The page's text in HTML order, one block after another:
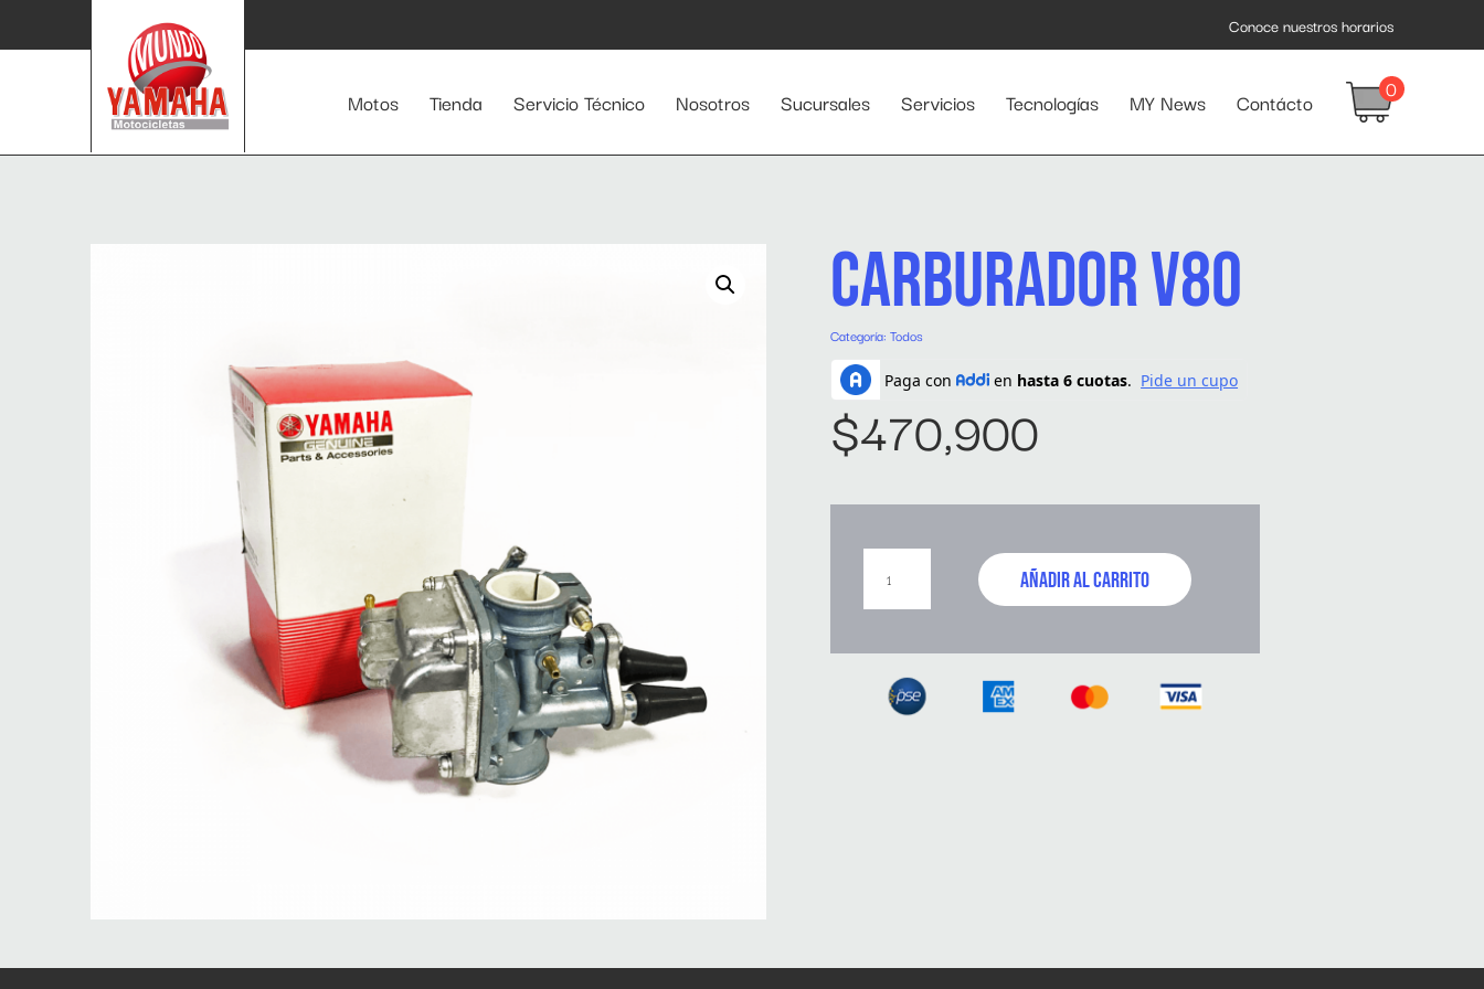
Conoce nuestros horarios
Motos Tienda Servicio Técnico Nosotros Sucursales Servicios Tecnologías MY News Contácto 0
CARBURADOR V80
Categoría:Todos
$470,900
V80
cantidad
AÑADIR AL CARRITO